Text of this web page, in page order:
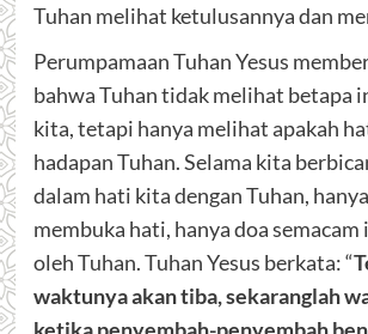
Tuhan melihat ketulusannya dan
Perumpamaan Tuhan Yesus
bahwa Tuhan tidak melihat betapa
kita, tetapi hanya melihat apakah
hadapan Tuhan. Selama kita
dalam hati kita dengan Tuhan,
membuka hati, hanya doa
oleh Tuhan. Tuhan Yesus berkata: “
waktunya akan tiba, sekaranglah